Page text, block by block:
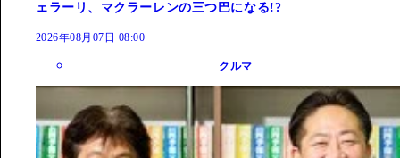
ェラーリ、マクラーレンの三つ巴になる!?
2026年08月07日 08:00
クルマ